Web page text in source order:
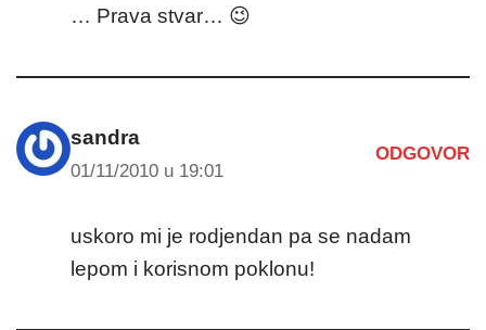
… Prava stvar… 😉
sandra
01/11/2010 u 19:01
ODGOVOR
uskoro mi je rodjendan pa se nadam
lepom i korisnom poklonu!